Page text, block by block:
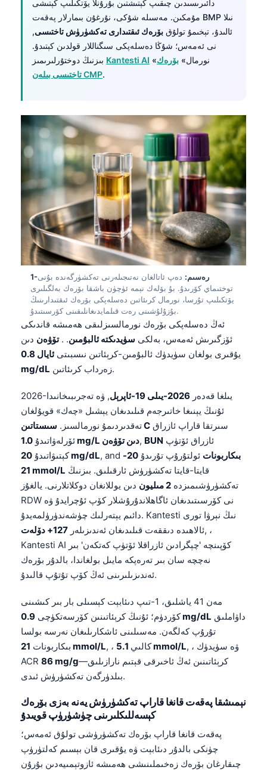
دائىرىسىدىن چىقىپ كېتىشتىن بۇرۇنلا يۆتكىلىپ كېتىشى
مۇمكىن. مەسىلە شۇكى، نۇرغۇن بىمارلار پەقەت BMP نىلا
ئالىدۇ، تېخىمۇ تولۇق بۆرەك ئىقتىدارى تەكشۈرۈش تاختىسى,
نى ئەمەس؛ شۇڭا دەسلەپكى سىگناللار قولدىن كېتىدۇ.
Kantesti AI «نورمال» بۆرەك
تاختىسى بىلەن CMP.
1-رەسىم: دەپ ئاتالغان نەتىجىلەرنى تەكشۈرگەندە بۇنى
توختىماي كۆرىدۇ. بۇ بۆلەك نېمە ئۈچۈن باشقا بۆرەك بەلگىلىرى
يۆتكىلىپ تۇرسا، نورمال كرىئاتىن دەسلەپكى بۆرەك ئىقتىدارىنىڭ
بۇزۇلۇشىنى رەت قىلمايدىغانلىقىنى كۆرسىتىدۇ.
ئەڭ دەسلەپكى بۆرەك نورمالسىزلىقى ھەمىشە قاندىكى
ئۆزگىرىش ئەمەس، بەلكى سۈيدىكتە ئالبۇمىن. .تۆۋەن دىن
يۇقىرى بولغان سۈيدۈك ئالبۇمىن-كرېئاتىن نىسبىتى
ئايال 0.8
mg/dL
زەرداب كرىئاتىن.
2026-يىلغا قەدەر 2026-يىلى 19-ئاپرېل
, ۋە تەجرىبىخانىدا
ئۇنىڭ يېنىغا خاتىرجەم قىلىدىغان يېشىل «چەك» قويۇلغان
تەقدىردىمۇ نورمالسىز.سىستاتىن C
ئۆرلەۋاتىدۇ
1.0 mg/L دىن تۆۋەن, BUN
كېتىۋاتىدۇ20 mg/dL, and بىكاربونات ئولتۇرۇپ تۇرىدۇ
20-
21 mmol/L
تەكشۈرۈشىمىزدە 2 مىليون
دىن يوللانغان دوكلاتلارنى. يالغۇز
RDW نى كۆرسىتىدىغان ئاگاھلاندۇرۇشلار كۆپ ئۇچرايدۇ ۋە
دائىم يېتەرلىك چۈشەندۈرۈلمەيدۇ. Kantesti نىڭ نېرۋا تورى
ئالاھىدە دىققەت قىلىدىغان ئەندىزىلەر 127+ دۆلەت
, ،
Kantesti AI كۆپىنچە 'چېگرادىن ئازراقلا ئۆتۈپ كەتكەن' بىر
نەچچە سان بىر تەرەپكە مايىل بولغاندا، بالدۇر بۆرەك
ئەندىزىلىرىنى ئەڭ كۆپ تۇتۇپ قالىدۇ.
مەن 41 ياشلىق، 1-تىپ دىئابېت كېسىلى بار بىر كىشىنى
كۆردۈم؛ ئۇنىڭ كرېئاتىنىن كۆرسەتكۈچى0.9 mg/dL
تۇرۇپ كەلگەن. مەسىلىنى ئاشكارىلىغان نەرسە بولسا
بىكاربونات 21 mmol/L , ، كالىي5.1 mmol/L, ، ۋە سۈيدۈك
ACR 86 mg/g—كرېئاتىنىن ئەڭ ئاخىرقى قېتىم نارازىلىق
بىلدۈرگەن تەكشۈرۈش ئىدى.
نېمىشقا پەقەت قانغا قاراپ تەكشۈرۈش يەنە بەزى بۆرەك
كېسەللىكلىرىنى چۈشۈرۈپ قويىدۇ
پەقەت قانغا قاراپ بۆرەك تەكشۈرۈشى تولۇق ئەمەس؛
چۈنكى بالدۇر دىئابېت ۋە يۇقىرى قان بېسىم كەلتۈرۈپ
چىقارغان بۆرەك زەخىملىنىشى ھەمىشە ئازوتېمىيەدىن بۇرۇن